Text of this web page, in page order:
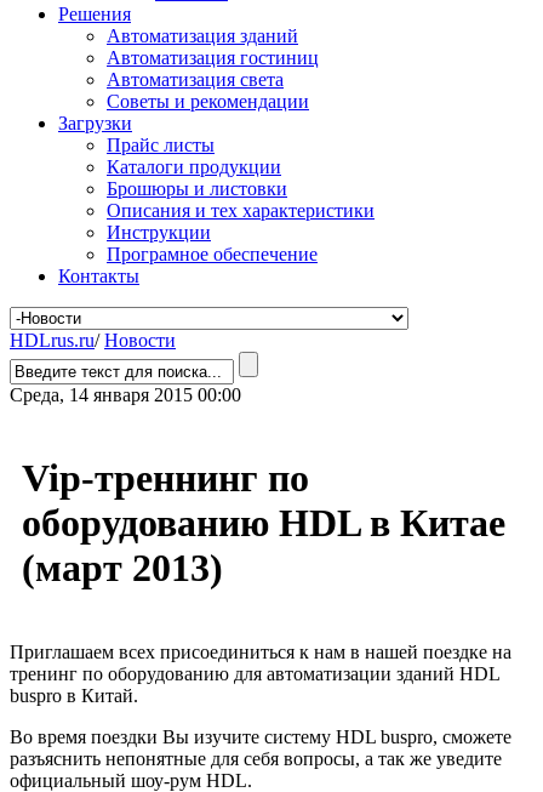
Решения
Автоматизация зданий
Автоматизация гостиниц
Автоматизация света
Советы и рекомендации
Загрузки
Прайс листы
Каталоги продукции
Брошюры и листовки
Описания и тех характеристики
Инструкции
Програмное обеспечение
Контакты
HDLrus.ru/Новости
Среда, 14 января 2015 00:00
Vip-треннинг по
оборудованию HDL в Китае
(март 2013)
Приглашаем всех присоединиться к нам в нашей поездке на
тренинг по оборудованию для автоматизации зданий HDL
buspro в Китай.
Во время поездки Вы изучите систему HDL buspro, сможете
разъяснить непонятные для себя вопросы, а так же уведите
официальный шоу-рум HDL.